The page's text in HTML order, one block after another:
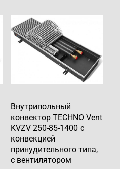
Внутрипольный
конвектор TECHNO Vent
KVZV 250-85-1400 с
конвекцией
принудительного типа,
с вентилятором